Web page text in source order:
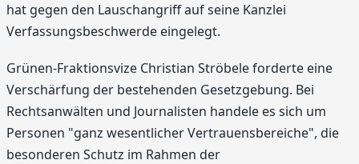
hat gegen den Lauschangriff auf seine Kanzlei
Verfassungsbeschwerde eingelegt.
Grünen-Fraktionsvize Christian Ströbele forderte eine
Verschärfung der bestehenden Gesetzgebung. Bei
Rechtsanwälten und Journalisten handele es sich um
Personen "ganz wesentlicher Vertrauensbereiche", die
besonderen Schutz im Rahmen der